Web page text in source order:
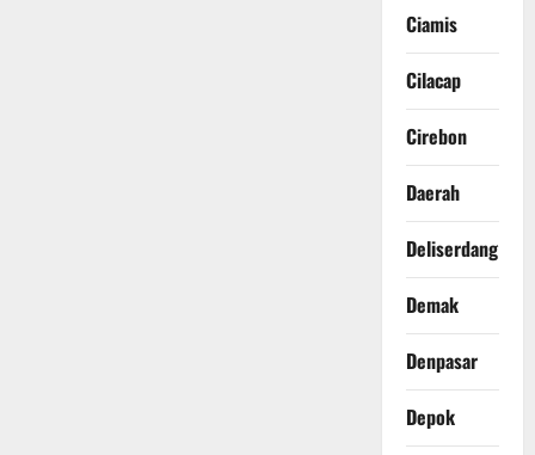
Ciamis
Cilacap
Cirebon
Daerah
Deliserdang
Demak
Denpasar
Depok